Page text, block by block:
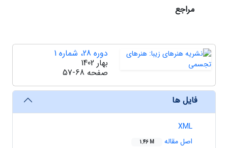
مراجع
دوره 28، شماره 1
بهار 1402
صفحه 57-68
فایل ها
XML
اصل مقاله
1.46 M